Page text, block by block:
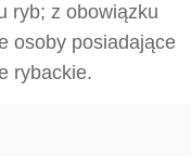
ryb; z obowiązku
osoby posiadające
rybackie.